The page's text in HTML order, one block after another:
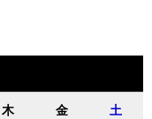
木 金 土